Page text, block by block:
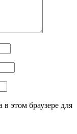
этом браузере для